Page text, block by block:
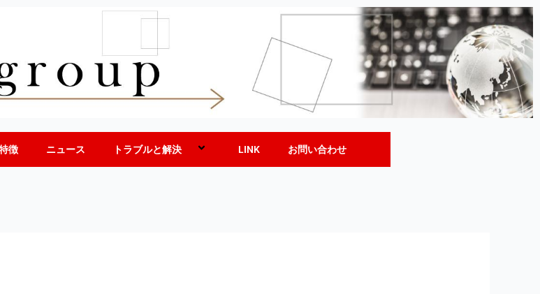
徴 ニュース トラブルと解決 LINK お問い合わせ